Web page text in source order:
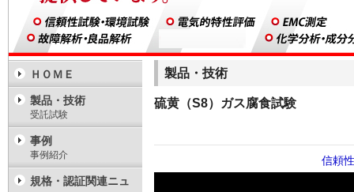
製品・技術
硫黄（S8）ガス腐食試験
信頼
ＨＯＭＥ
製品・技術
受託試験
事例
事例紹介
規格・認証関連ニュ